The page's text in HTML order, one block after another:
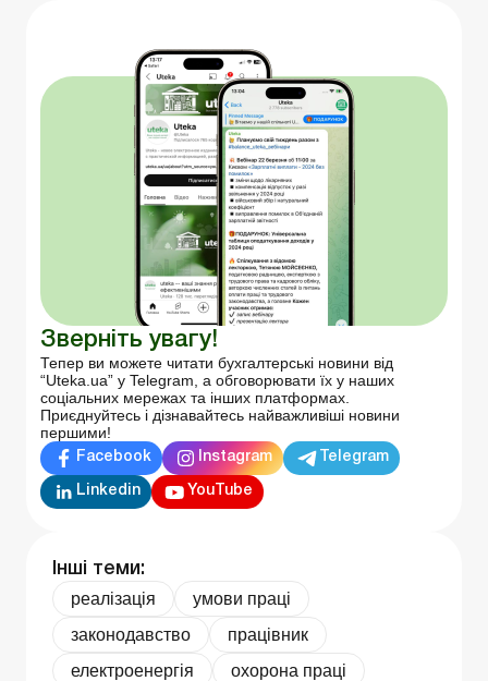
Зверніть увагу!
Тепер ви можете читати бухгалтерські новини від
“Uteka.ua” у Telegram, а обговорювати їх у наших
соціальних мережах та інших платформах.
Приєднуйтесь і дізнавайтесь найважливіші новини
першими!
Facebook Instagram Telegram
Linkedin YouTube
Інші теми:
реалізація
умови праці
законодавство
працівник
електроенергія
охорона праці